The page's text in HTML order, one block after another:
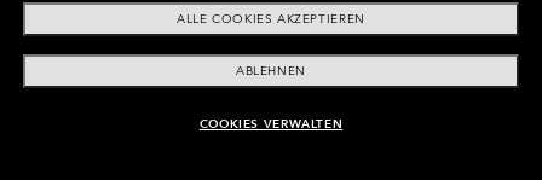
ZUM WARENKORB HINZUFÜGEN
ALLE COOKIES AKZEPTIEREN
ABLEHNEN
COOKIES VERWALTEN